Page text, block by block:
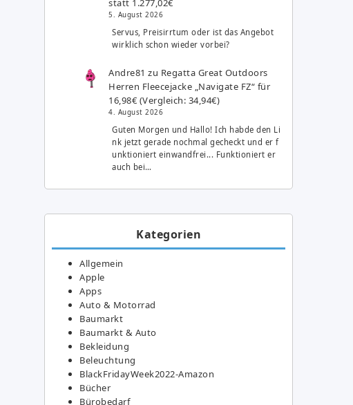
statt 1.277,02€
5. August 2026
Servus, Preisirrtum oder ist das Angebot
wirklich schon wieder vorbei?
Andre81 zu Regatta Great Outdoors
Herren Fleecejacke „Navigate FZ“ für
16,98€ (Vergleich: 34,94€)
4. August 2026
Guten Morgen und Hallo! Ich habde den Li
nk jetzt gerade nochmal gecheckt und er f
unktioniert einwandfrei... Funktioniert er
auch bei…
Kategorien
Allgemein
Apple
Apps
Auto & Motorrad
Baumarkt
Baumarkt & Auto
Bekleidung
Beleuchtung
BlackFridayWeek2022-Amazon
Bücher
Bürobedarf